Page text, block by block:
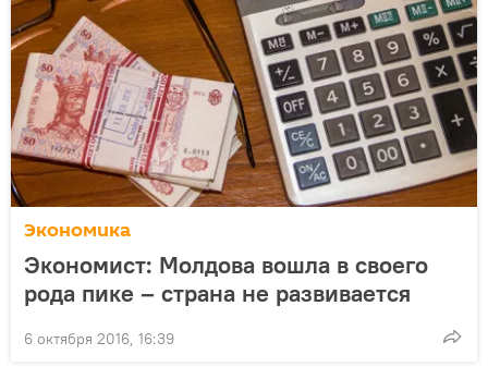
Экономика
Экономист: Молдова вошла в своего
рода пике – страна не развивается
6 октября 2016, 16:39